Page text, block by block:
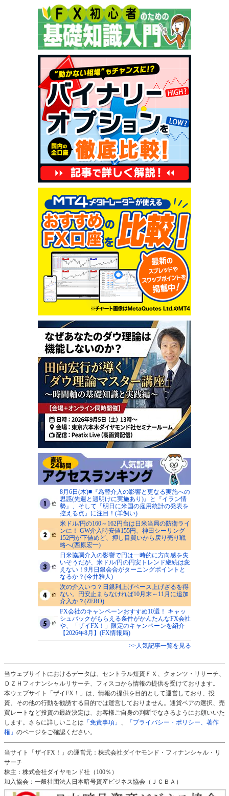
8月6日(木)■『為替介入の影響と更なる実施への
思惑(先週と週明けに実施あり)』と『イラン情
勢』、そして『明日に米国の雇用統計の発表を
控える点』に注目！(羊飼い)
米ドル/円の160～162円台は日米当局の防衛ライ
ンに！ GW介入時安値155円、神田シーリング
152円が下値めど、押し目買いから戻り売り戦
略へ(西原宏一)
日米協調介入の影響で円は一時的に方向感を失
いそうだが、米ドル/円の円安トレンド継続は変
えない！9月日銀会合がターニングポイントと
なるか？(今井雅人)
次の介入いつ？日銀利上げペース上げざるを得
ない。円安止まらなければ10月末～11月に追加
介入か？(ZERO)
FX会社のキャンペーンおすすめ10選！ キャッ
シュバックがもらえる条件がかんたんなFX会社
や、「ザイFX！」限定のキャンペーンを紹介
【2026年8月】(FX情報局)
>>人気記事一覧を見る
当ウェブサイトにおけるデータは、セントラル短資ＦＸ、クォンツ・リサーチ、
ＤＺＨフィナンシャルリサーチ、フィスコから情報の提供を受けております。
本ウェブサイト「ザイFX！」は、情報の提供を目的として運営しており、投
資、その他の行動を勧誘する目的では運営しておりません。通貨ペアの選択、売
買レートなど投資の最終決定は、お客様ご自身の判断でなさるようにお願いいた
します。さらに詳しいことは 「免責事項」 、
「プライバシー・ポリシー、著作
権」 のページをご確認ください。
当サイト「ザイFX！」の運営元：株式会社ダイヤモンド・フィナンシャル・リ
サーチ
株主：株式会社ダイヤモンド社（100％）
加入協会：一般社団法人日本暗号資産ビジネス協会（ＪＣＢＡ）